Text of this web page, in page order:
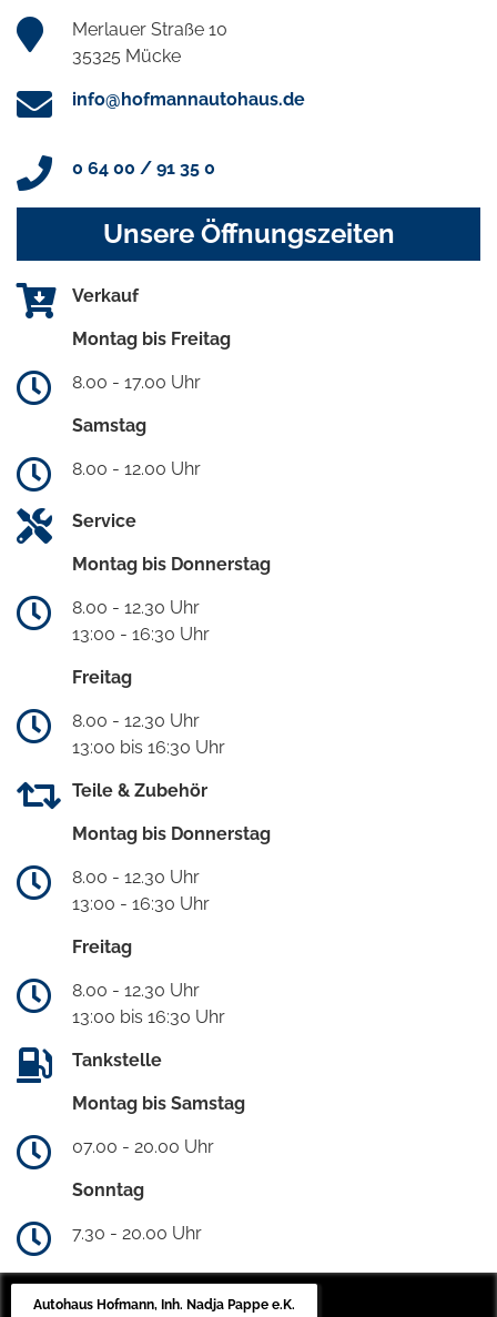
Merlauer Straße 10
35325 Mücke
info@hofmannautohaus.de
0 64 00 / 91 35 0
Unsere Öffnungszeiten
Verkauf
Montag bis Freitag
8.00 - 17.00 Uhr
Samstag
8.00 - 12.00 Uhr
Service
Montag bis Donnerstag
8.00 - 12.30 Uhr
13:00 - 16:30 Uhr
Freitag
8.00 - 12.30 Uhr
13:00 bis 16:30 Uhr
Teile & Zubehör
Montag bis Donnerstag
8.00 - 12.30 Uhr
13:00 - 16:30 Uhr
Freitag
8.00 - 12.30 Uhr
13:00 bis 16:30 Uhr
Tankstelle
Montag bis Samstag
07.00 - 20.00 Uhr
Sonntag
7.30 - 20.00 Uhr
Autohaus Hofmann, Inh. Nadja Pappe e.K.